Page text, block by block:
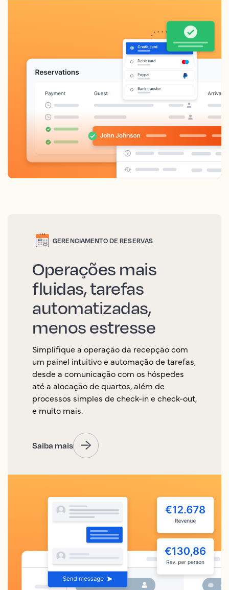
GERENCIAMENTO DE RESERVAS
Operações mais
fluidas, tarefas
automatizadas,
menos estresse
Simplifique a operação da recepção com
um painel intuitivo e automação de tarefas,
desde a comunicação com os hóspedes
até a alocação de quartos, além de
processos simples de check-in e check-out,
e muito mais.
Saiba mais